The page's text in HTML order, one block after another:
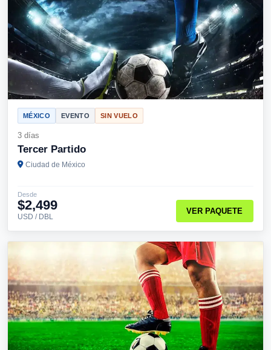
MÉXICO EVENTO SIN VUELO
3 días
Tercer Partido
Ciudad de México
Desde
$2,499
USD / DBL
VER PAQUETE